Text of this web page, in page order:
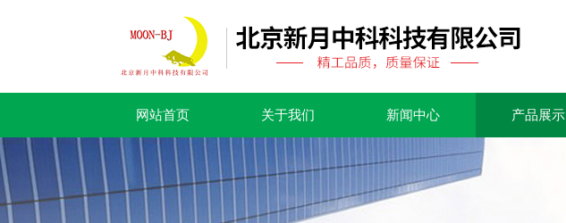
网站首页 关于我们 新闻中心 产品展示